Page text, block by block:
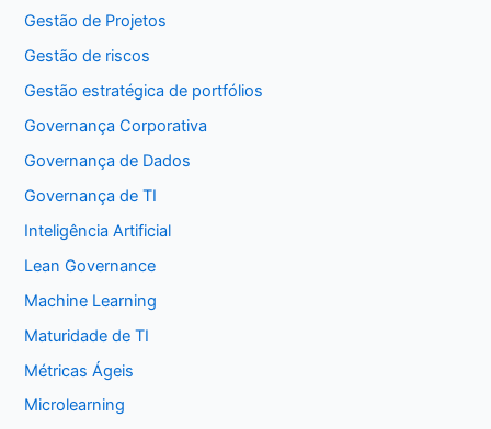
Gestão de Projetos
Gestão de riscos
Gestão estratégica de portfólios
Governança Corporativa
Governança de Dados
Governança de TI
Inteligência Artificial
Lean Governance
Machine Learning
Maturidade de TI
Métricas Ágeis
Microlearning